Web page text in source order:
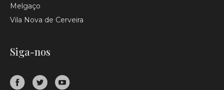
Melgaço
Vila Nova de Cerveira
Siga-nos